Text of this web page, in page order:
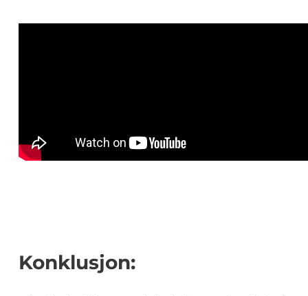
Konklusjon: